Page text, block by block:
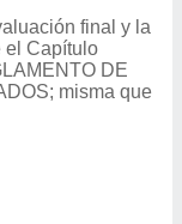
final y la
el Capítulo
DE
misma que